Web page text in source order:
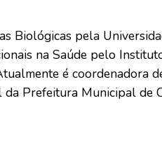
Biológicas pela
na Saúde pelo
é coordenadora
da Prefeitura Municipal de